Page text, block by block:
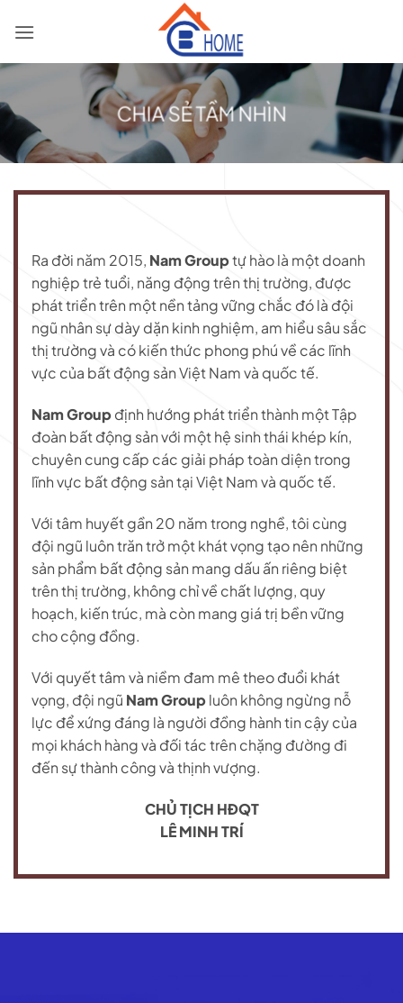
CHIA SẺ TẦM NHÌN
Ra đời năm 2015, Nam Grouptự hào là một doanh
nghiệp trẻ tuổi, năng động trên thị trường, được
phát triển trên một nền tảng vững chắc đó là đội
ngũ nhân sự dày dặn kinh nghiệm, am hiểu sâu sắc
thị trường và có kiến thức phong phú về các lĩnh
vực của bất động sản Việt Nam và quốc tế.
Nam Groupđịnh hướng phát triển thành một Tập
đoàn bất động sản với một hệ sinh thái khép kín,
chuyên cung cấp các giải pháp toàn diện trong
lĩnh vực bất động sản tại Việt Nam và quốc tế.
Với tâm huyết gần 20 năm trong nghề, tôi cùng
đội ngũ luôn trăn trở một khát vọng tạo nên những
sản phẩm bất động sản mang dấu ấn riêng biệt
trên thị trường, không chỉ về chất lượng, quy
hoạch, kiến trúc, mà còn mang giá trị bền vững
cho cộng đồng.
Với quyết tâm và niềm đam mê theo đuổi khát
vọng, đội ngũ Nam Groupluôn không ngừng nỗ
lực để xứng đáng là người đồng hành tin cậy của
mọi khách hàng và đối tác trên chặng đường đi
đến sự thành công và thịnh vượng.
CHỦ TỊCH HĐQT
LÊ MINH TRÍ